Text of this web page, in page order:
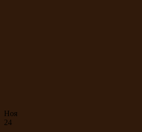
Ноя
24